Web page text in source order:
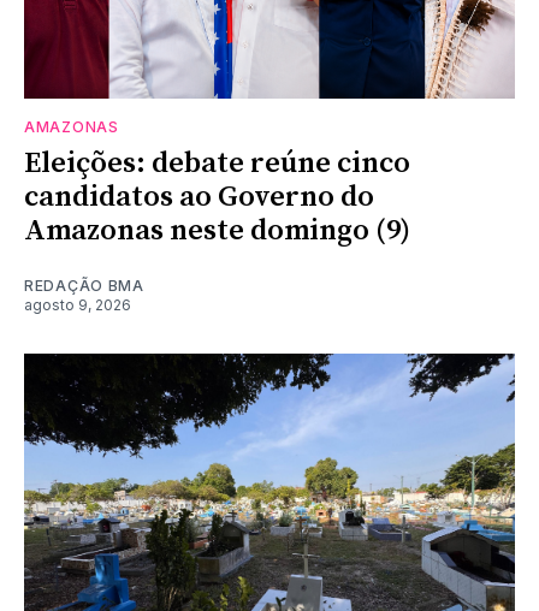
AMAZONAS
Eleições: debate reúne cinco
candidatos ao Governo do
Amazonas neste domingo (9)
REDAÇÃO BMA
agosto 9, 2026